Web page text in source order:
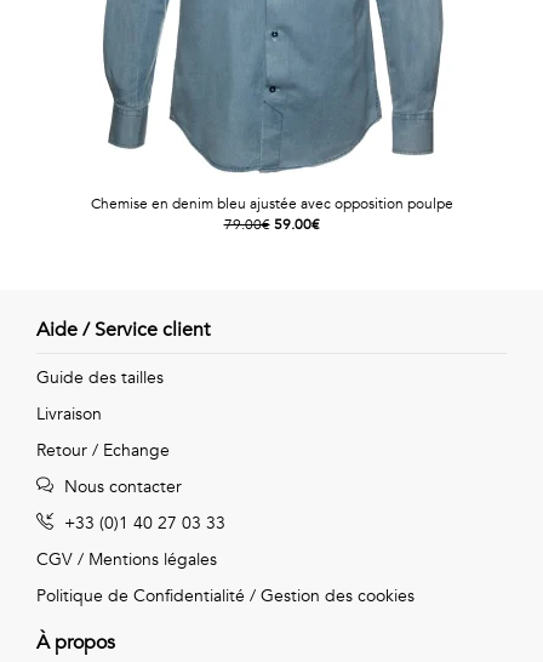
Chemise en denim bleu ajustée avec opposition poulpe
79.00€ 59.00€
Aide / Service client
Guide des tailles
Livraison
Retour / Echange
Nous contacter
+33 (0)1 40 27 03 33
CGV / Mentions légales
Politique de Confidentialité / Gestion des cookies
À propos